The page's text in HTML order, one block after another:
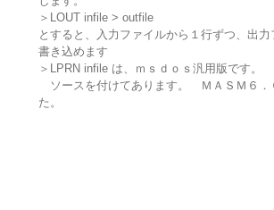
＞LOUT infile > outfile
とすると、入力ファイルから１行ずつ、出
書き込めます
＞LPRN infile は、ｍｓｄｏｓ汎用版です。
ソースを付けてあります。 ＭＡＳＭ６．
た。